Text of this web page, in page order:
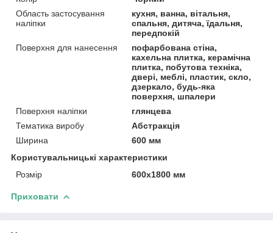
Область застосування
наліпки
кухня, ванна, вітальня,
спальня, дитяча, їдальня,
передпокій
Поверхня для нанесення
пофарбована стіна,
кахельна плитка, керамічна
плитка, побутова техніка,
двері, меблі, пластик, скло,
дзеркало, будь-яка
поверхня, шпалери
Поверхня наліпки
глянцева
Тематика виробу
Абстракція
Ширина
600 мм
Користувальницькі характеристики
Розмір
600х1800 мм
Приховати